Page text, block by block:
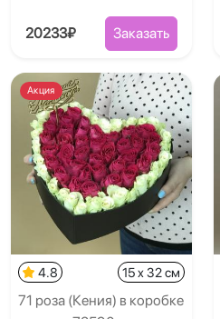
20233₽ Заказать
Акция
4.8 15 x 32 см
71 роза (Кения) в коробке